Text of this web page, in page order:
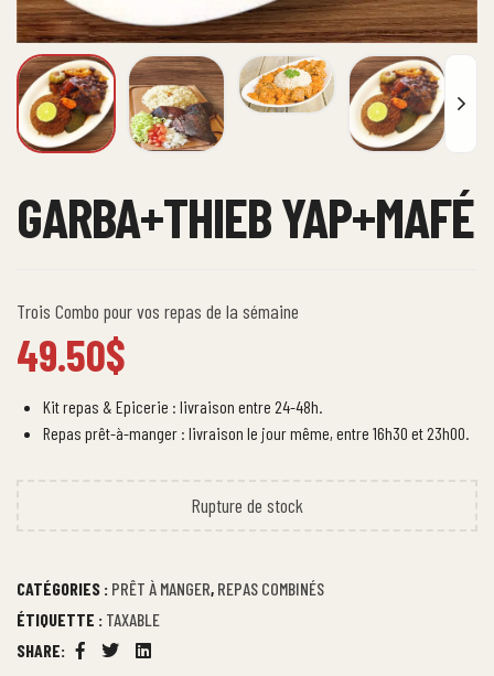
GARBA+THIEB YAP+MAFÉ
Trois Combo pour vos repas de la sémaine
49.50$
Kit repas & Epicerie : livraison entre 24-48h.
Repas prêt-à-manger : livraison le jour même, entre 16h30 et 23h00.
Rupture de stock
CATÉGORIES : PRÊT À MANGER, REPAS COMBINÉS
ÉTIQUETTE : TAXABLE
SHARE:
Facebook
TwitterLinkedin